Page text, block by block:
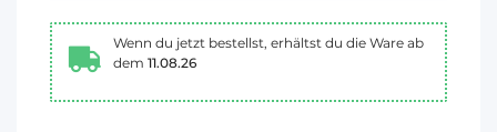
Wenn du jetzt bestellst, erhältst du die Ware ab
dem 11.08.26